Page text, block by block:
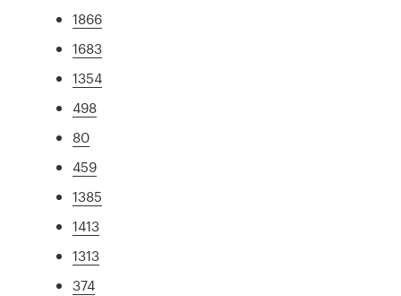
1866
1683
1354
498
80
459
1385
1413
1313
374